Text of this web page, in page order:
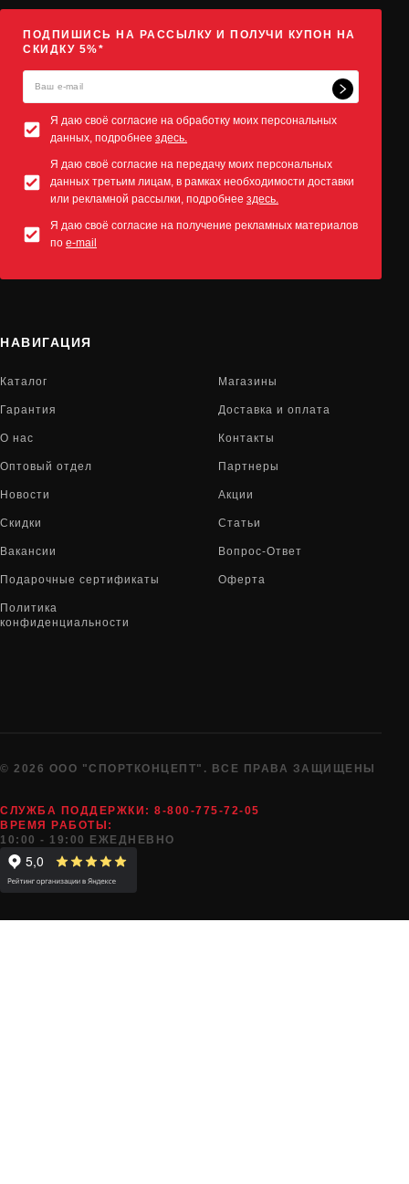
ПОДПИШИСЬ НА РАССЫЛКУ И ПОЛУЧИ КУПОН НА
СКИДКУ 5%*
Я даю своё согласие на обработку моих персональных
данных, подробнее здесь.
Я даю своё согласие на передачу моих персональных
данных третьим лицам, в рамках необходимости доставки
или рекламной рассылки, подробнее здесь.
Я даю своё согласие на получение рекламных материалов
по e-mail
НАВИГАЦИЯ
Каталог Магазины
Гарантия Доставка и оплата
О нас Контакты
Оптовый отдел Партнеры
Новости Акции
Скидки Статьи
Вакансии Вопрос-Ответ
Подарочные сертификаты Оферта
Политика
конфиденциальности
© 2026 ООО "СПОРТКОНЦЕПТ". ВСЕ ПРАВА ЗАЩИЩЕНЫ
СЛУЖБА ПОДДЕРЖКИ: 8-800-775-72-05
ВРЕМЯ РАБОТЫ:
10:00 - 19:00 ЕЖЕДНЕВНО